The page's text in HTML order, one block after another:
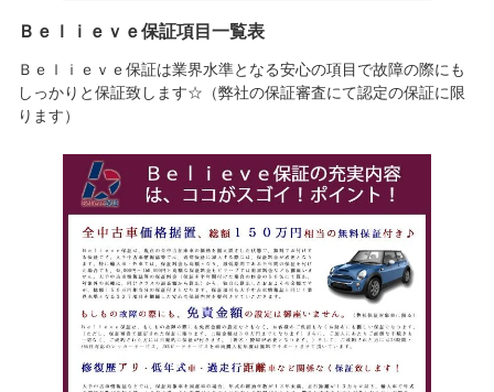
Ｂｅｌｉｅｖｅ保証項目一覧表
Ｂｅｌｉｅｖｅ保証は業界水準となる安心の項目で故障の際にも
しっかりと保証致します☆（弊社の保証審査にて認定の保証に限
ります）